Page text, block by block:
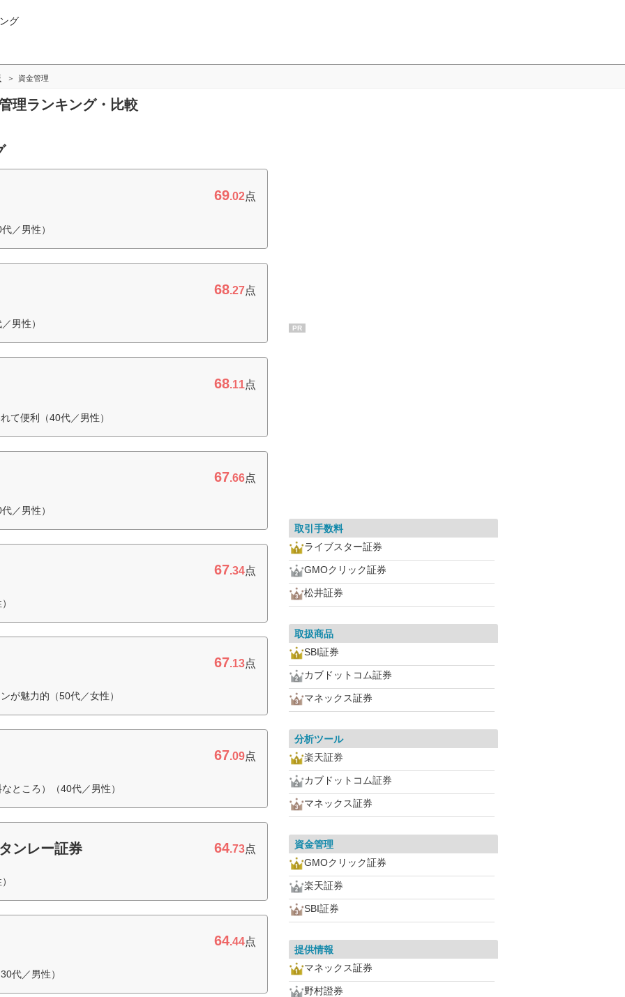
グ
資金管理
理ランキング・比較
69.02点
／男性）
68.27点
男性）
68.11点
て便利（40代／男性）
67.66点
／男性）
67.34点
67.13点
が魅力的（50代／女性）
67.09点
ところ）（40代／男性）
ンレー証券 64.73点
64.44点
代／男性）
PR
取引手数料
ライブスター証券
GMOクリック証券
松井証券
取扱商品
SBI証券
カブドットコム証券
マネックス証券
分析ツール
楽天証券
カブドットコム証券
マネックス証券
資金管理
GMOクリック証券
楽天証券
SBI証券
提供情報
マネックス証券
野村證券